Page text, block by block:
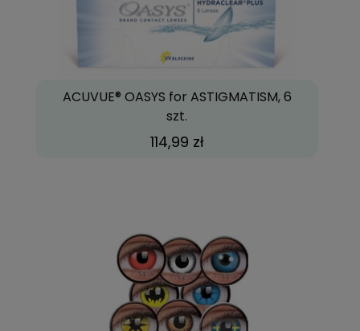
ACUVUE® OASYS for ASTIGMATISM, 6
szt.
114,99 zł